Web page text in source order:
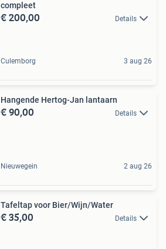
compleet
€ 200,00 Details
Culemborg 3 aug 26
Hangende Hertog-Jan lantaarn
€ 90,00 Details
Nieuwegein 2 aug 26
Tafeltap voor Bier/Wijn/Water
€ 35,00 Details